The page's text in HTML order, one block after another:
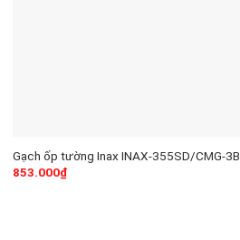
Gạch ốp tường Inax INAX-355SD/CMG-3B
853.000₫